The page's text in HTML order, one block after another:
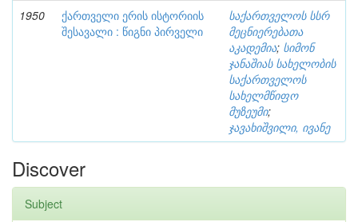
1950
ქართველი ერის ისტორიის
შესავალი : წიგნი პირველი
საქართველოს სსრ
მეცნიერებათა
აკადემია; სიმონ
ჯანაშიას სახელობის
საქართველოს
სახელმწიფო
მუზეუმი;
ჯავახიშვილი, ივანე
Discover
Subject